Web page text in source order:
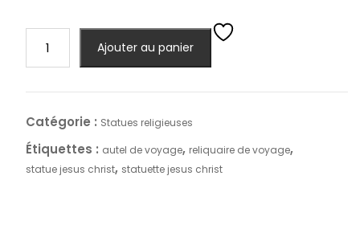
ancienne
statue
Jésus
Christ
,reliquaire
Ajouter au panier
Catégorie : Statues religieuses
Étiquettes : autel de voyage, reliquaire de voyage,
statue jesus christ, statuette jesus christ